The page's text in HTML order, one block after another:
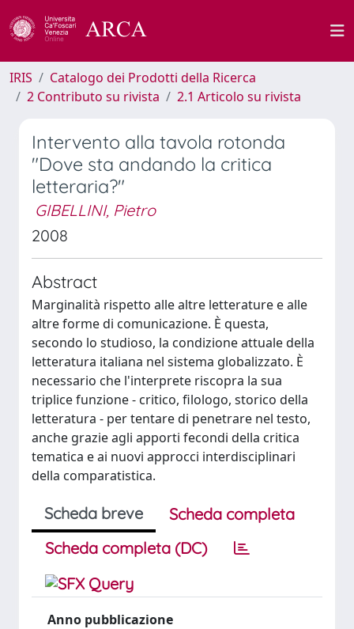
IRIS
Catalogo dei Prodotti della Ricerca
2 Contributo su rivista
2.1 Articolo su rivista
Intervento alla tavola rotonda
"Dove sta andando la critica
letteraria?"
GIBELLINI, Pietro
2008
Abstract
Marginalità rispetto alle altre letterature e alle
altre forme di comunicazione. È questa,
secondo lo studioso, la condizione attuale della
letteratura italiana nel sistema globalizzato. È
necessario che l'interprete riscopra la sua
triplice funzione - critico, filologo, storico della
letteratura - per tentare di penetrare nel testo,
anche grazie agli apporti fecondi della critica
tematica e ai nuovi approcci interdisciplinari
della comparatistica.
Scheda breve
Scheda completa
Scheda completa (DC)
Anno pubblicazione